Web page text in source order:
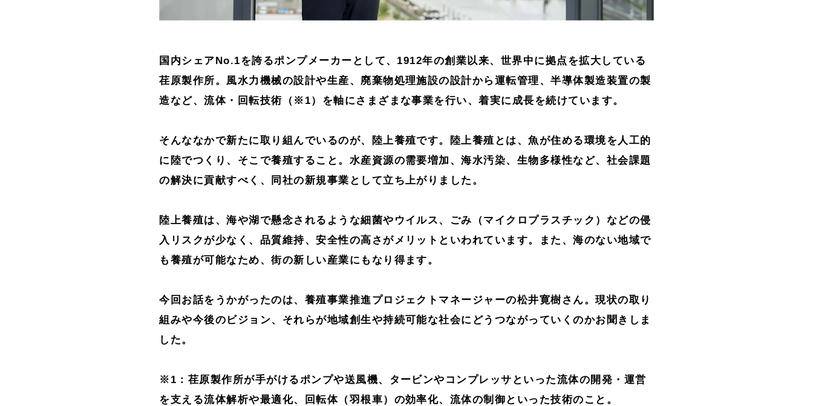
国内シェアNo.1を誇るポンプメーカーとして、1912年の創業以来、世界中に拠点を拡大している
荏原製作所。風水力機械の設計や生産、廃棄物処理施設の設計から運転管理、半導体製造装置の製
造など、流体・回転技術（※1）を軸にさまざまな事業を行い、着実に成長を続けています。
そんななかで新たに取り組んでいるのが、陸上養殖です。陸上養殖とは、魚が住める環境を人工的
に陸でつくり、そこで養殖すること。水産資源の需要増加、海水汚染、生物多様性など、社会課題
の解決に貢献すべく、同社の新規事業として立ち上がりました。
陸上養殖は、海や湖で懸念されるような細菌やウイルス、ごみ（マイクロプラスチック）などの侵
入リスクが少なく、品質維持、安全性の高さがメリットといわれています。また、海のない地域で
も養殖が可能なため、街の新しい産業にもなり得ます。
今回お話をうかがったのは、養殖事業推進プロジェクトマネージャーの松井寛樹さん。現状の取り
組みや今後のビジョン、それらが地域創生や持続可能な社会にどうつながっていくのかお聞きしま
した。
※1：荏原製作所が手がけるポンプや送風機、タービンやコンプレッサといった流体の開発・運営
を支える流体解析や最適化、回転体（羽根車）の効率化、流体の制御といった技術のこと。